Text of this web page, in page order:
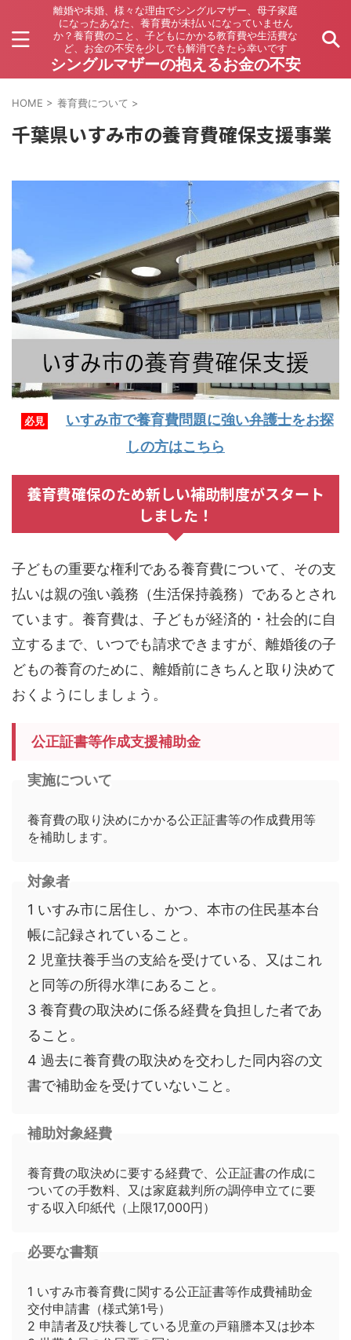
離婚や未婚、様々な理由でシングルマザー、母子家庭
になったあなた、養育費が未払いになっていません
か？養育費のこと、子どもにかかる教育費や生活費な
ど、お金の不安を少しでも解消できたら幸いです
シングルマザーの抱えるお金の不安
HOME > 養育費について >
千葉県いすみ市の養育費確保支援事業
必見
いすみ市で養育費問題に強い弁護士をお探
しの方はこちら
養育費確保のため新しい補助制度がスタート
しました！
子どもの重要な権利である養育費について、その支
払いは親の強い義務（生活保持義務）であるとされ
ています。養育費は、子どもが経済的・社会的に自
立するまで、いつでも請求できますが、離婚後の子
どもの養育のために、離婚前にきちんと取り決めて
おくようにしましょう。
公正証書等作成支援補助金
実施について
養育費の取り決めにかかる公正証書等の作成費用等
を補助します。
対象者
1 いすみ市に居住し、かつ、本市の住民基本台
帳に記録されていること。
2 児童扶養手当の支給を受けている、又はこれ
と同等の所得水準にあること。
3 養育費の取決めに係る経費を負担した者であ
ること。
4 過去に養育費の取決めを交わした同内容の文
書で補助金を受けていないこと。
補助対象経費
養育費の取決めに要する経費で、公正証書の作成に
ついての手数料、又は家庭裁判所の調停申立てに要
する収入印紙代（上限17,000円）
必要な書類
1 いすみ市養育費に関する公正証書等作成費補助金
交付申請書（様式第1号）
2 申請者及び扶養している児童の戸籍謄本又は抄本